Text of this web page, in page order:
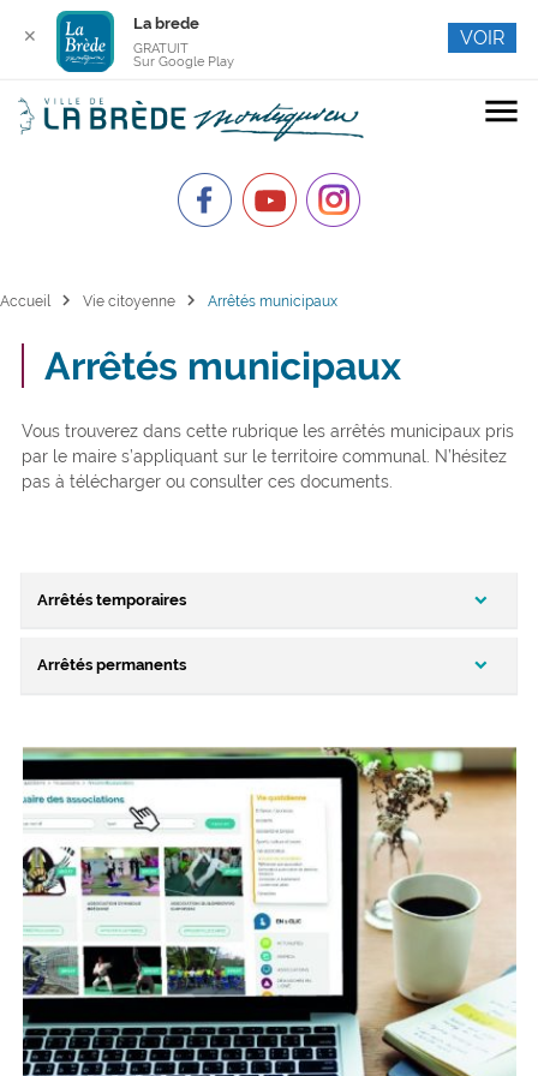
menu
Accueil chevron_right Vie citoyenne chevron_right Arrêtés municipaux
Arrêtés municipaux
Vous trouverez dans cette rubrique les arrêtés municipaux pris
par le maire s’appliquant sur le territoire communal. N’hésitez
pas à télécharger ou consulter ces documents.
Arrêtés temporaires
Arrêtés permanents
✕
La brede
GRATUIT
Sur Google Play
VOIR